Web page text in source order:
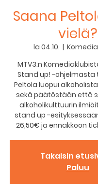
Saana
vielä?
la 04.10.
  |
MTV3:n
Stand up! -ohjelmasta
Peltola luopui
sekä päätöstään että
alkoholikulttuurin
stand up -
Takaisin
Paluu